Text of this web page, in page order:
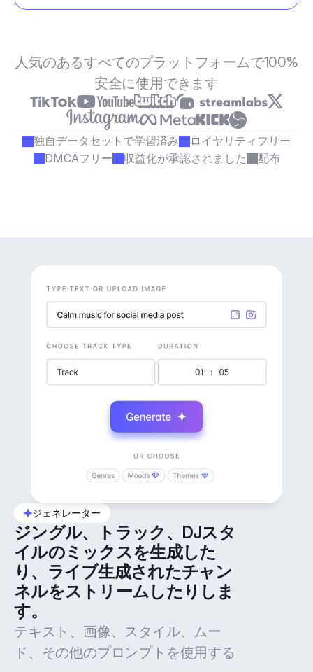
人気のあるすべてのプラットフォームで100%
安全に使用できます
独自データセットで学習済み
ロイヤリティフリー
DMCAフリー
収益化が承認されました 配布
ジェネレーター
ジングル、トラック、DJスタ
イルのミックスを生成した
り、ライブ生成されたチャン
ネルをストリームしたりしま
す。
テキスト、画像、スタイル、ムー
ド、その他のプロンプトを使用する